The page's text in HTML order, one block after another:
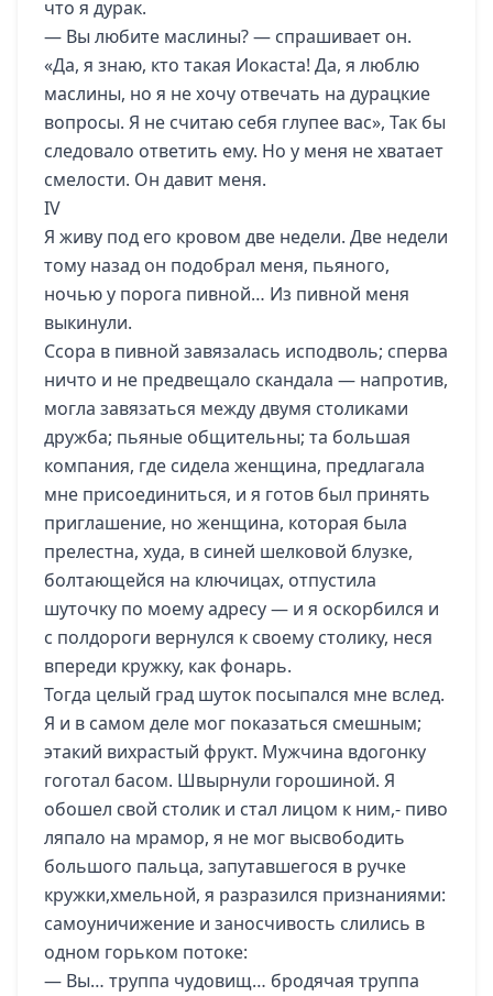
что я дурак.
— Вы любите маслины? — спрашивает он.
«Да, я знаю, кто такая Иокаста! Да, я люблю
маслины, но я не хочу отвечать на дурацкие
вопросы. Я не считаю себя глупее вас», Так бы
следовало ответить ему. Но у меня не хватает
смелости. Он давит меня.
IV
Я живу под его кровом две недели. Две недели
тому назад он подобрал меня, пьяного,
ночью у порога пивной… Из пивной меня
выкинули.
Ссора в пивной завязалась исподволь; сперва
ничто и не предвещало скандала — напротив,
могла завязаться между двумя столиками
дружба; пьяные общительны; та большая
компания, где сидела женщина, предлагала
мне присоединиться, и я готов был принять
приглашение, но женщина, которая была
прелестна, худа, в синей шелковой блузке,
болтающейся на ключицах, отпустила
шуточку по моему адресу — и я оскорбился и
с полдороги вернулся к своему столику, неся
впереди кружку, как фонарь.
Тогда целый град шуток посыпался мне вслед.
Я и в самом деле мог показаться смешным;
этакий вихрастый фрукт. Мужчина вдогонку
гоготал басом. Швырнули горошиной. Я
обошел свой столик и стал лицом к ним,- пиво
ляпало на мрамор, я не мог высвободить
большого пальца, запутавшегося в ручке
кружки,хмельной, я разразился признаниями:
самоуничижение и заносчивость слились в
одном горьком потоке:
— Вы… труппа чудовищ… бродячая труппа